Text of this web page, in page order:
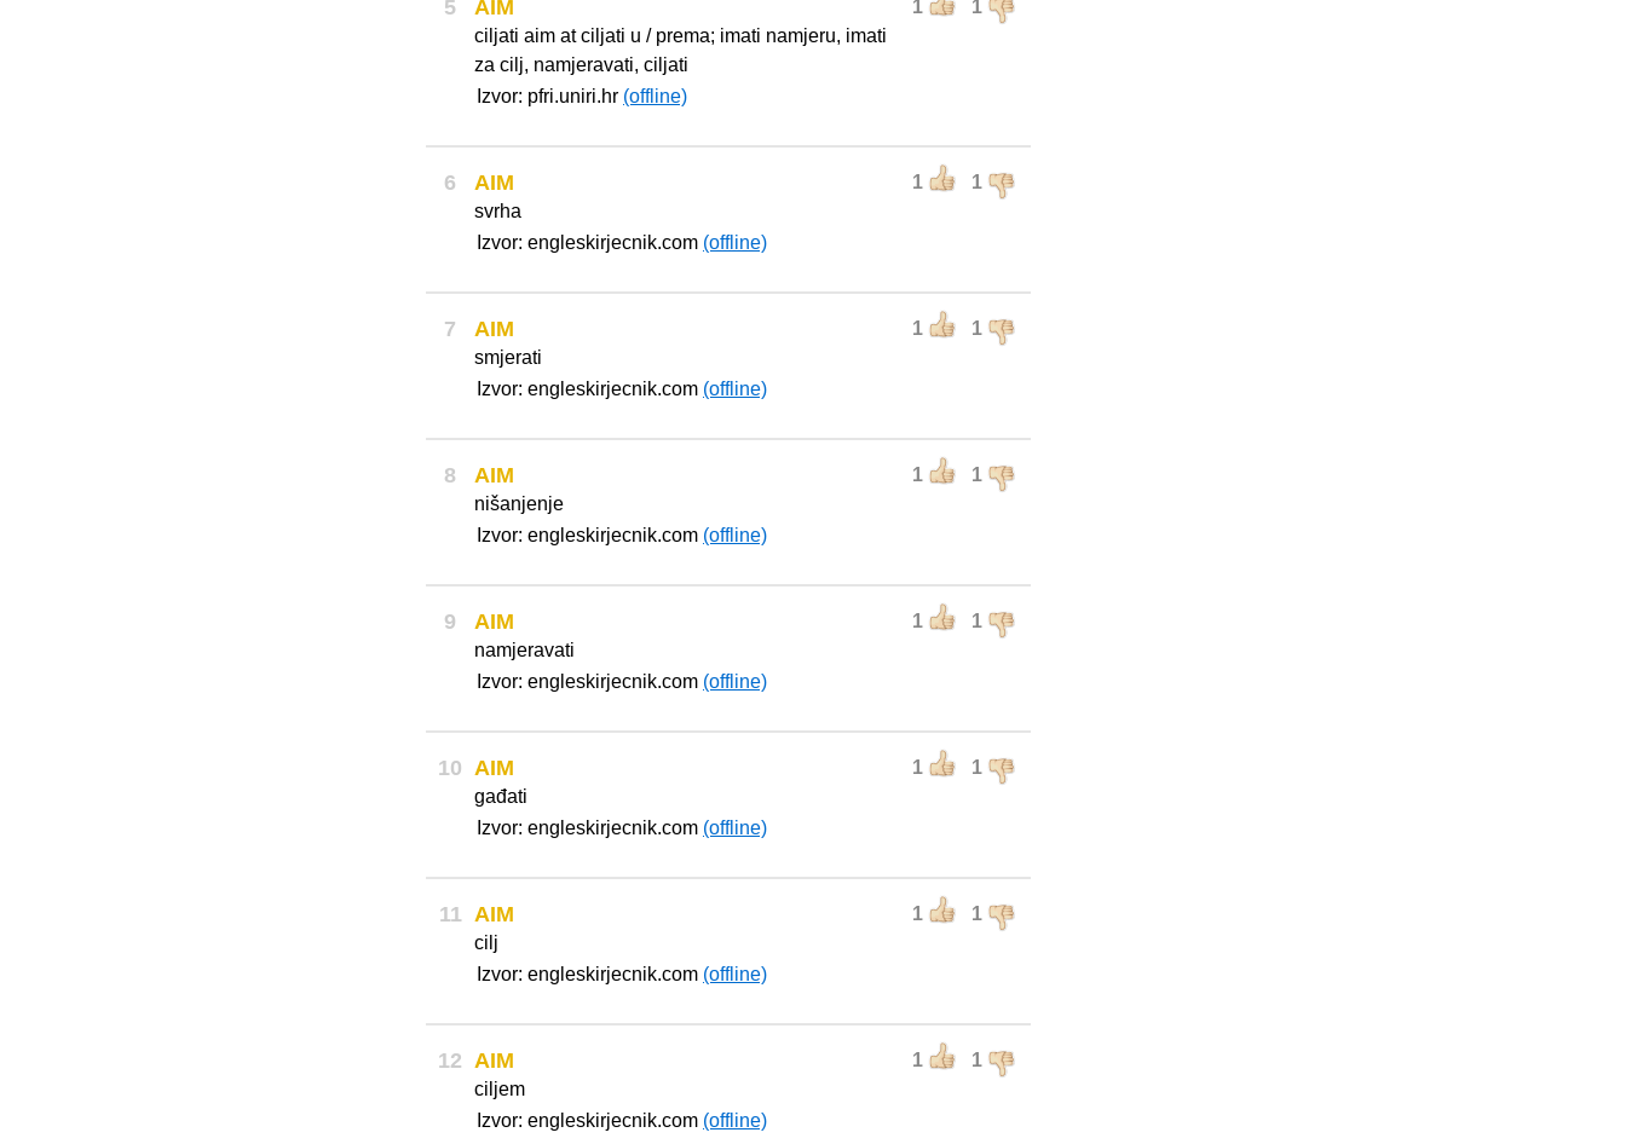
5 1 1
AIM
ciljati aim at ciljati u / prema; imati namjeru, imati
za cilj, namjeravati, ciljati
Izvor: pfri.uniri.hr (offline)
6 1 1
AIM
svrha
Izvor: engleskirjecnik.com (offline)
7 1 1
AIM
smjerati
Izvor: engleskirjecnik.com (offline)
8 1 1
AIM
nišanjenje
Izvor: engleskirjecnik.com (offline)
9 1 1
AIM
namjeravati
Izvor: engleskirjecnik.com (offline)
10 1 1
AIM
gađati
Izvor: engleskirjecnik.com (offline)
11 1 1
AIM
cilj
Izvor: engleskirjecnik.com (offline)
12 1 1
AIM
ciljem
Izvor: engleskirjecnik.com (offline)